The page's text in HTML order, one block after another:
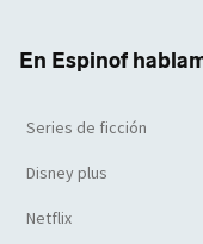
En Espinof
Series de ficción
Disney plus
Netflix